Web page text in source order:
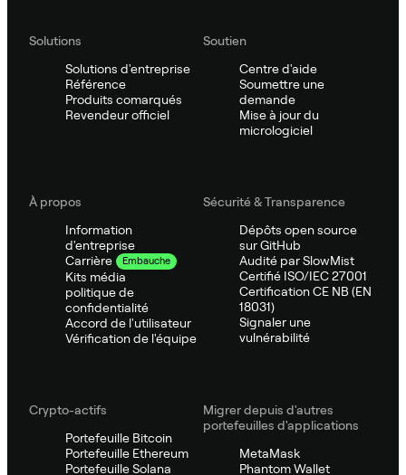
Solutions
Solutions d'entreprise
Référence
Produits comarqués
Revendeur officiel
Soutien
Centre d'aide
Soumettre une
demande
Mise à jour du
micrologiciel
À propos
Information
d'entreprise
Carrière
Embauche
Kits média
politique de
confidentialité
Accord de l'utilisateur
Vérification de l'équipe
Sécurité & Transparence
Dépôts open source
sur GitHub
Audité par SlowMist
Certifié ISO/IEC 27001
Certification CE NB (EN
18031)
Signaler une
vulnérabilité
Crypto-actifs
Portefeuille Bitcoin
Portefeuille Ethereum
Portefeuille Solana
Migrer depuis d'autres
portefeuilles d'applications
MetaMask
Phantom Wallet